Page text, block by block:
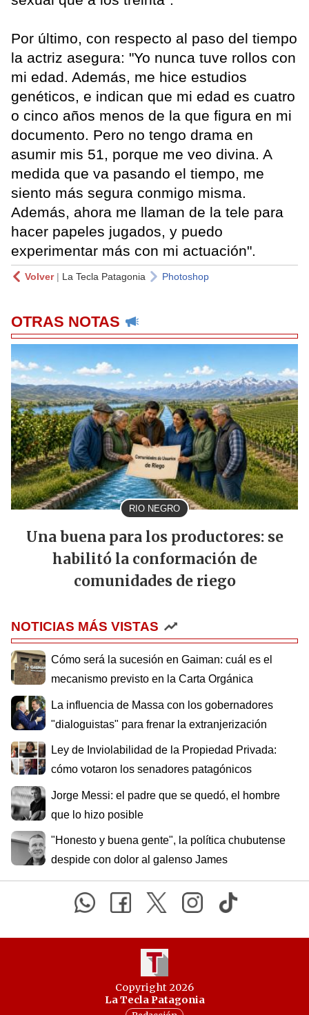
Por último, con respecto al paso del tiempo
la actriz asegura: "Yo nunca tuve rollos con
mi edad. Además, me hice estudios
genéticos, e indican que mi edad es cuatro
o cinco años menos de la que figura en mi
documento. Pero no tengo drama en
asumir mis 51, porque me veo divina. A
medida que va pasando el tiempo, me
siento más segura conmigo misma.
Además, ahora me llaman de la tele para
hacer papeles jugados, y puedo
experimentar más con mi actuación".
Volver| La Tecla Patagonia Photoshop
OTRAS NOTAS
RIO NEGRO
Una buena para los productores: se
habilitó la conformación de
comunidades de riego
NOTICIAS MÁS VISTAS
Cómo será la sucesión en Gaiman: cuál es el
mecanismo previsto en la Carta Orgánica
La influencia de Massa con los gobernadores
"dialoguistas" para frenar la extranjerización
Ley de Inviolabilidad de la Propiedad Privada:
cómo votaron los senadores patagónicos
Jorge Messi: el padre que se quedó, el hombre
que lo hizo posible
"Honesto y buena gente", la política chubutense
despide con dolor al galenso James
Copyright 2026
La Tecla Patagonia